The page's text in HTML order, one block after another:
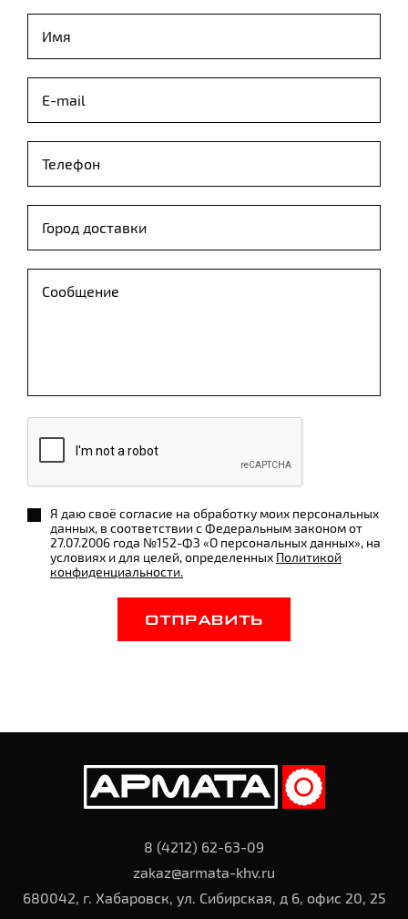
Я даю своё согласие на обработку моих персональных
данных, в соответствии с Федеральным законом от
27.07.2006 года №152-ФЗ «О персональных данных», на
условиях и для целей, определенных Политикой
конфиденциальности.
ОТПРАВИТЬ
8 (4212) 62-63-09
zakaz@armata-khv.ru
680042, г. Хабаровск, ул. Сибирская, д 6, офис 20, 25